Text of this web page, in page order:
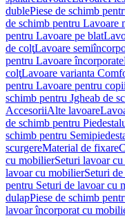
dublePiese de schimb
de schimb pentru Lavoare
pentru Lavoare pe blat
de colţLavoare
pentru Lavoare încorporate
colţLavoare varianta
pentru Lavoare pentru copii
schimb pentru Jgheab de
AccesoriiAlte lavoare
de schimb pentru
schimb pentru
scurgereMaterial de fixare
cu mobilierSeturi lavoar
lavoar cu mobilierSeturi
pentru Seturi de lavoar cu
dulapPiese de schimb
lavoar încorporat cu